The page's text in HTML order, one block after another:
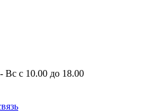
Вс с 10.00 до 18.00